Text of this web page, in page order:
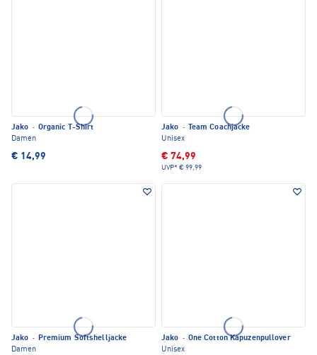
Jako · Organic T-Shirt
Damen
€ 14,99
Jako ·
Team Coachjacke
Unisex
€ 74,99
UVP* € 99,99
Jako · Premium Softshelljacke
Damen
Jako · One Cotton Kapuzenpullover
Unisex